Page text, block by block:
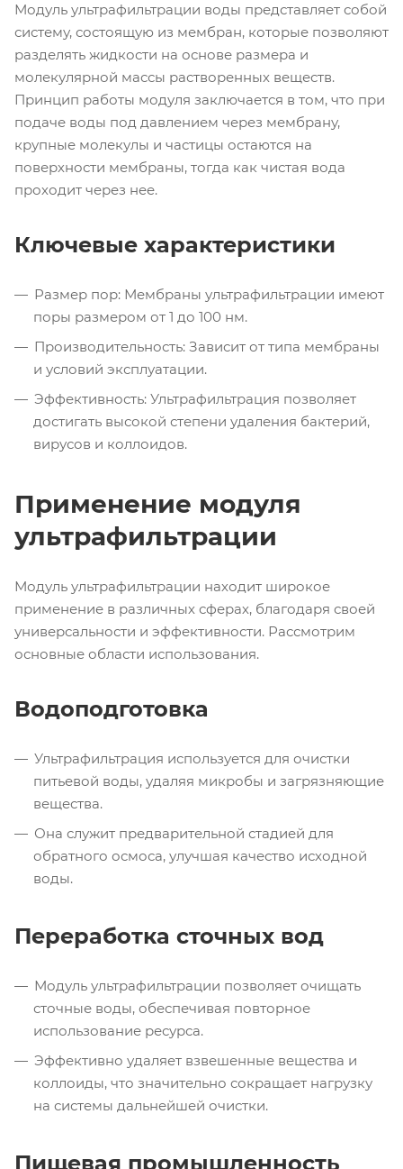
Модуль ультрафильтрации воды представляет собой
систему, состоящую из мембран, которые позволяют
разделять жидкости на основе размера и
молекулярной массы растворенных веществ.
Принцип работы модуля заключается в том, что при
подаче воды под давлением через мембрану,
крупные молекулы и частицы остаются на
поверхности мембраны, тогда как чистая вода
проходит через нее.
Ключевые характеристики
Размер пор: Мембраны ультрафильтрации имеют
поры размером от 1 до 100 нм.
Производительность: Зависит от типа мембраны
и условий эксплуатации.
Эффективность: Ультрафильтрация позволяет
достигать высокой степени удаления бактерий,
вирусов и коллоидов.
Применение модуля
ультрафильтрации
Модуль ультрафильтрации находит широкое
применение в различных сферах, благодаря своей
универсальности и эффективности. Рассмотрим
основные области использования.
Водоподготовка
Ультрафильтрация используется для очистки
питьевой воды, удаляя микробы и загрязняющие
вещества.
Она служит предварительной стадией для
обратного осмоса, улучшая качество исходной
воды.
Переработка сточных вод
Модуль ультрафильтрации позволяет очищать
сточные воды, обеспечивая повторное
использование ресурса.
Эффективно удаляет взвешенные вещества и
коллоиды, что значительно сокращает нагрузку
на системы дальнейшей очистки.
Пищевая промышленность